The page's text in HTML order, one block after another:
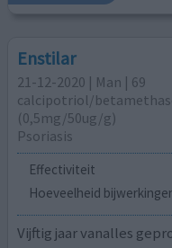
Enstilar
21-12-2020 | Man | 69
calcipotriol/​
(0,5mg/50ug/g)
Psoriasis
Effectiviteit
Hoeveelheid
Vijftig jaar vanalles